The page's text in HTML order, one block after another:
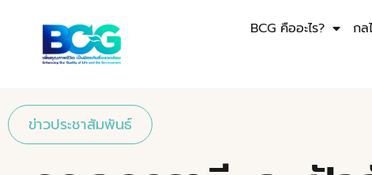
BCG คืออะไร? กล
ข่าวประชาสัมพันธ์